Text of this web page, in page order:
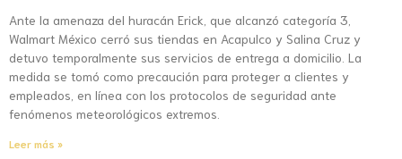
Ante la amenaza del huracán Erick, que alcanzó categoría 3,
Walmart México cerró sus tiendas en Acapulco y Salina Cruz y
detuvo temporalmente sus servicios de entrega a domicilio. La
medida se tomó como precaución para proteger a clientes y
empleados, en línea con los protocolos de seguridad ante
fenómenos meteorológicos extremos.
Leer más »